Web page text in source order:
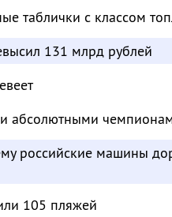
таблички с классом
131 млрд рублей
абсолютными
российские машины
105 пляжей